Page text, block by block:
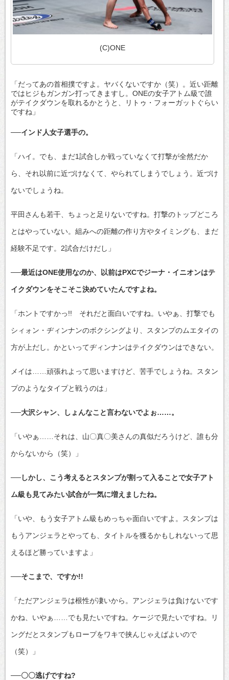
(C)ONE
「だってあの首相撲ですよ。ヤバくないですか（笑）。近い距離
ではヒジもガンガン打ってきますし。ONEの女子アトム級で誰
がテイクダウンを取れるかとうと、リトゥ・フォーガットぐらい
ですね」
──インド人女子選手の。
「ハイ。でも、まだ1試合しか戦っていなくて打撃が全然だか
ら、それ以前に近づけなくて、やられてしまうでしょう。近づけ
ないでしょうね。
平田さんも若干、ちょっと足りないですね。打撃のトップどころ
とはやっていない。組みへの距離の作り方やタイミングも、まだ
経験不足です。2試合だけだし」
──最近はONE使用なのか、以前はPXCでジーナ・イニオンはテ
イクダウンをそこそこ決めていたんですよね。
「ホントですかっ!! それだと面白いですね。いやぁ、打撃でも
シィォン・ヂィンナンのボクシングより、スタンプのムエタイの
方が上だし。かといってヂィンナンはテイクダウンはできない。
メイは……頑張れよって思いますけど、苦手でしょうね。スタン
プのようなタイプと戦うのは」
──大沢シャン、しょんなこと言わないでよぉ……。
「いやぁ……それは、山〇真〇美さんの真似だろうけど、誰も分
からないから（笑）」
──しかし、こう考えるとスタンプが割って入ることで女子アト
ム級も見てみたい試合が一気に増えましたね。
「いや、もう女子アトム級もめっちゃ面白いですよ。スタンプは
もうアンジェラとやっても、タイトルを獲るかもしれないって思
えるほど勝っていますよ」
──そこまで、ですか!!
「ただアンジェラは根性が凄いから。アンジェラは負けないです
かね、いやぁ……でも見たいですね。ケージで見たいですね。リ
ングだとスタンプもロープをワキで挟んじゃえばよいので
（笑）」
──〇〇逃げですね?